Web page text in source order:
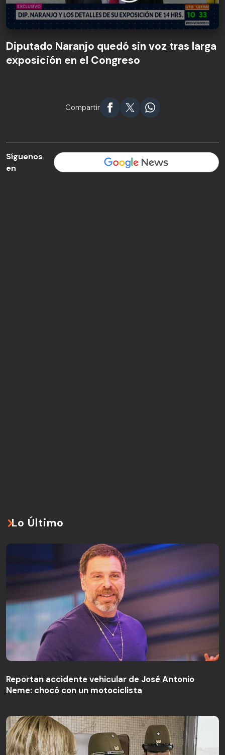
Diputado Naranjo quedó sin voz tras larga
exposición en el Congreso
Compartir
Síguenos
en
Lo Último
Reportan accidente vehicular de José Antonio
Neme: chocó con un motociclista